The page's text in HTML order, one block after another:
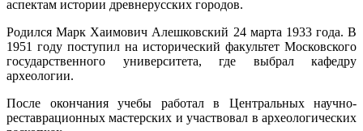
аспектам истории древнерусских городов.
Родился Марк Хаимович Алешковский 24 марта 1933 года. В
1951 году поступил на исторический факультет Московского
государственного университета, где выбрал кафедру
археологии.
После окончания учебы работал в Центральных научно-
реставрационных мастерских и участвовал в археологических